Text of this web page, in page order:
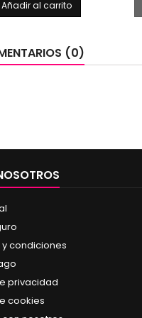
Añadir al carrito
(0)
condiciones
privacidad
cookies